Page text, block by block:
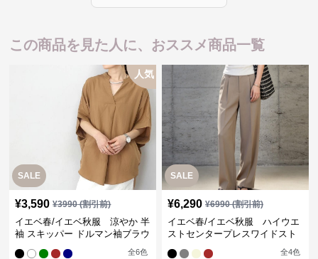
この商品を見た人に、おススメ商品一覧
SALE
人気
¥3,590 ¥3990(割引前)
イエベ春/イエベ秋服 涼やか 半
袖 スキッパー ドルマン袖ブラウ
全6色
SALE
¥6,290 ¥6990(割引前)
イエベ春/イエベ秋服 ハイウエ
ストセンタープレスワイドスト
全4色